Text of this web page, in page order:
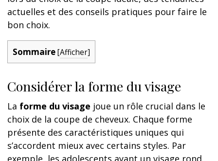
actuelles et des conseils pratiques pour faire le
bon choix.
Sommaire[Afficher]
Considérer la forme du visage
La forme du visage joue un rôle crucial dans le
choix de la coupe de cheveux. Chaque forme
présente des caractéristiques uniques qui
s’accordent mieux avec certains styles. Par
exemple, les adolescents ayant un visage rond